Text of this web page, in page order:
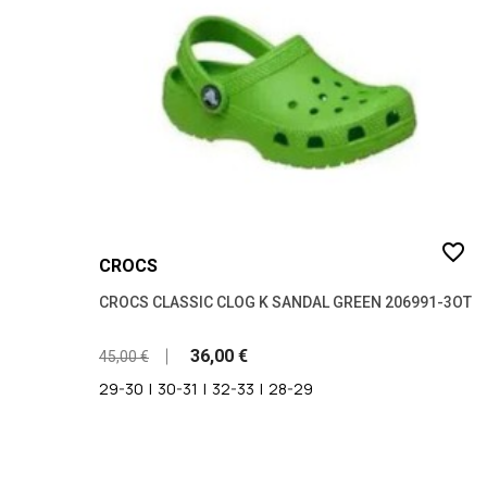
CROCS
CROCS CLASSIC CLOG K SANDAL GREEN 206991-3OT
45,00 €
36,00 €
29-30 | 30-31 | 32-33 | 28-29
favorite_border